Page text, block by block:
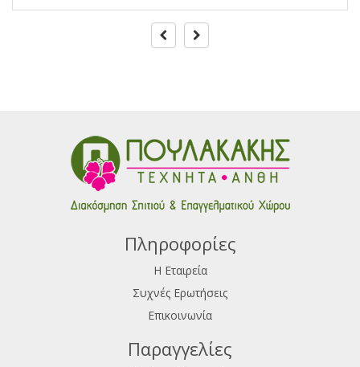
Πληροφορίες
Η Εταιρεία
Συχνές Ερωτήσεις
Επικοινωνία
Παραγγελίες